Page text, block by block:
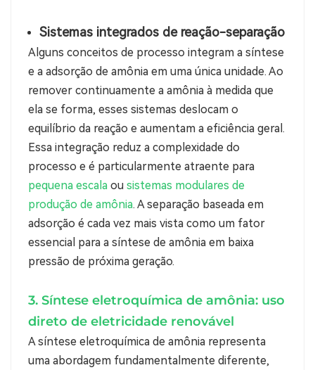
Sistemas integrados de reação-separação
Alguns conceitos de processo integram a síntese
e a adsorção de amônia em uma única unidade. Ao
remover continuamente a amônia à medida que
ela se forma, esses sistemas deslocam o
equilíbrio da reação e aumentam a eficiência geral.
Essa integração reduz a complexidade do
processo e é particularmente atraente para
pequena escala ou sistemas modulares de
produção de amônia. A separação baseada em
adsorção é cada vez mais vista como um fator
essencial para a síntese de amônia em baixa
pressão de próxima geração.
3. Síntese eletroquímica de amônia: uso
direto de eletricidade renovável
A síntese eletroquímica de amônia representa
uma abordagem fundamentalmente diferente,